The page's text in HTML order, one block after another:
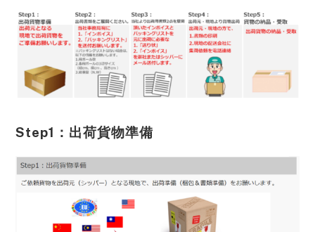
Step1：出荷貨物準備